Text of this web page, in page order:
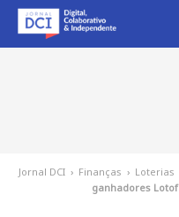
Jornal DCI › Finanças › Loterias
ganhadores